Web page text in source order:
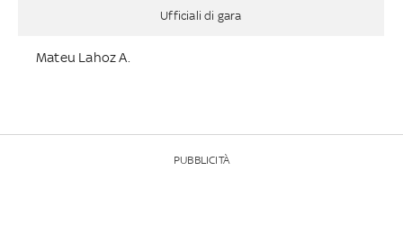
Ufficiali di gara
Mateu Lahoz A.
PUBBLICITÀ